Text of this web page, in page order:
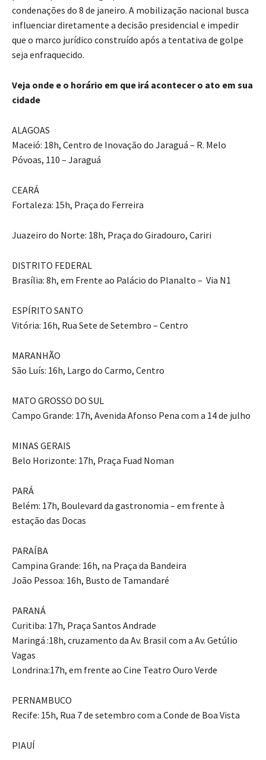
condenações do 8 de janeiro. A mobilização nacional busca
influenciar diretamente a decisão presidencial e impedir
que o marco jurídico construído após a tentativa de golpe
seja enfraquecido.
Veja onde e o horário em que irá acontecer o ato em sua
cidade
ALAGOAS
Maceió: 18h, Centro de Inovação do Jaraguá – R. Melo
Póvoas, 110 – Jaraguá
CEARÁ
Fortaleza: 15h, Praça do Ferreira
Juazeiro do Norte: 18h, Praça do Giradouro, Cariri
DISTRITO FEDERAL
Brasília: 8h, em Frente ao Palácio do Planalto – Via N1
ESPÍRITO SANTO
Vitória: 16h, Rua Sete de Setembro – Centro
MARANHÃO
São Luís: 16h, Largo do Carmo, Centro
MATO GROSSO DO SUL
Campo Grande: 17h, Avenida Afonso Pena com a 14 de julho
MINAS GERAIS
Belo Horizonte: 17h, Praça Fuad Noman
PARÁ
Belém: 17h, Boulevard da gastronomia – em frente à
estação das Docas
PARAÍBA
Campina Grande: 16h, na Praça da Bandeira
João Pessoa: 16h, Busto de Tamandaré
PARANÁ
Curitiba: 17h, Praça Santos Andrade
Maringá :18h, cruzamento da Av. Brasil com a Av. Getúlio
Vagas
Londrina:17h, em frente ao Cine Teatro Ouro Verde
PERNAMBUCO
Recife: 15h, Rua 7 de setembro com a Conde de Boa Vista
PIAUÍ